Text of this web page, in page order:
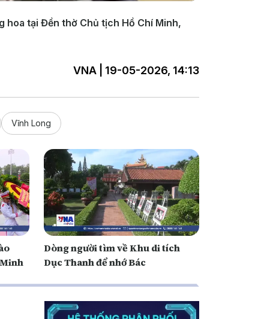
hoa tại Đền thờ Chủ tịch Hồ Chí Minh,
VNA | 19-05-2026, 14:13
Vĩnh Long
Dòng người tìm về Khu di tích
Dục Thanh để nhớ Bác